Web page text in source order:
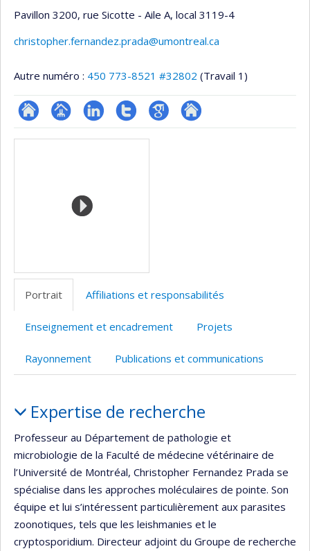
Pavillon 3200, rue Sicotte - Aile A, local 3119-4
christopher.fernandez.prada@umontreal.ca
Autre numéro : 450 773-8521 #32802 (Travail 1)
ResearchGate
Page LinkedInCompteGoogleAutre
Médias
Portrait Affiliations et responsabilités
Enseignement et encadrement Projets
Rayonnement Publications et communications
Expertise de recherche
Professeur au Département de pathologie et
microbiologie de la Faculté de médecine vétérinaire de
l’Université de Montréal, Christopher Fernandez Prada se
spécialise dans les approches moléculaires de pointe. Son
équipe et lui s’intéressent particulièrement aux parasites
zoonotiques, tels que les leishmanies et le
cryptosporidium. Directeur adjoint du Groupe de recherche